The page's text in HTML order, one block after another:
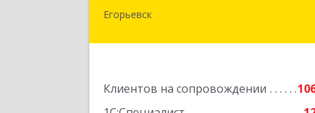
Егорьевск
Клиентов на сопровождении
140300, Московская обл, Егорьевск г,